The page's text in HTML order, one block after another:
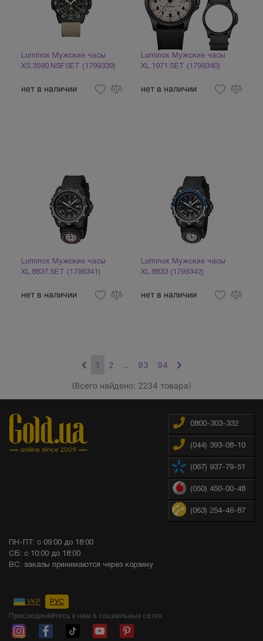
Luminox Мужские часы
XS.3590.NSF.SET (1799339)
нет в наличии
Luminox Мужские часы
XL.1971.SET (1799340)
нет в наличии
Luminox Мужские часы
XL.8837.SET (1799341)
нет в наличии
Luminox Мужские часы
XL.8833 (1799342)
нет в наличии
1 2 … 93 94
(Всего найдено: 2234 товара)
0800-303-332
(044) 393-08-10
(067) 937-79-51
(050) 450-00-48
(063) 254-46-87
ПН-ПТ: с 09:00 до 18:00
СБ: с 10:00 до 18:00
ВС: заказы принимаются через корзину
УКР
РУС
Присоединяйтесь к нам в социальных сетях